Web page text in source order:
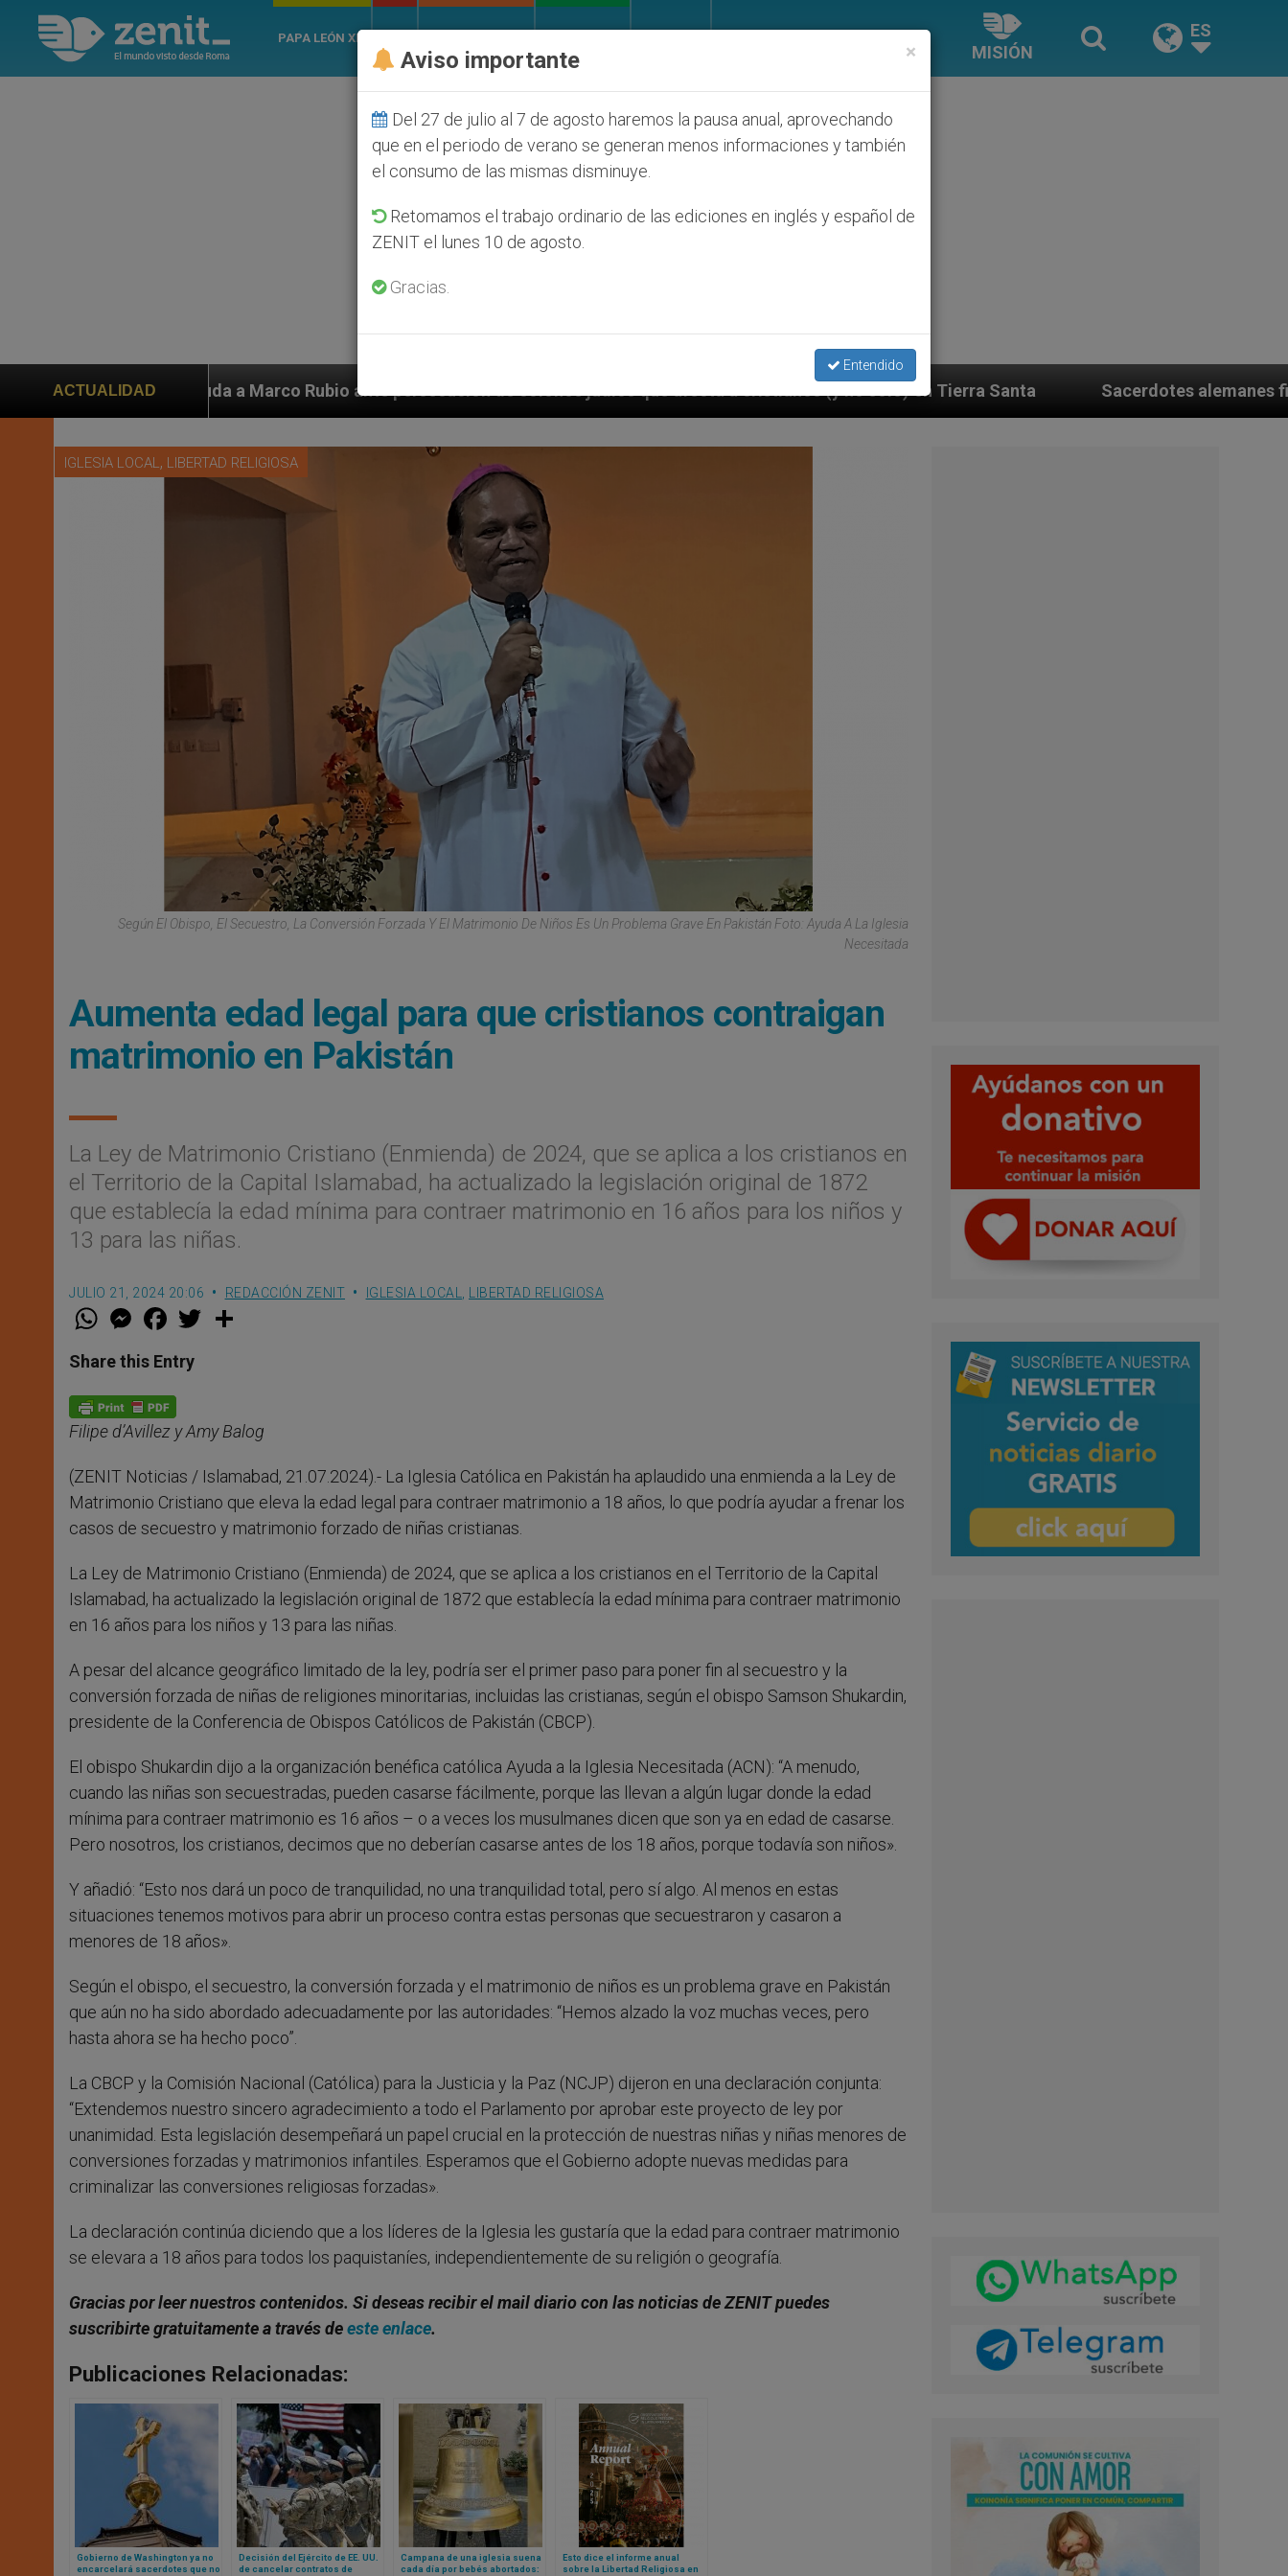
PAPA LEÓN XIV
MISIÓN
ES
ACTUALIDAD
a Marco Rubio ante persecución de colonos judíos que afecta a cristianos (y no sólo) en Tierra Santa Sacerdotes alemanes fieles al Papa
IGLESIA LOCAL, LIBERTAD RELIGIOSA
Según El Obispo, El Secuestro, La Conversión Forzada Y El Matrimonio De Niños Es Un Problema Grave En Pakistán Foto: Ayuda A La Iglesia
Necesitada
Aumenta edad legal para que cristianos contraigan
matrimonio en Pakistán
La Ley de Matrimonio Cristiano (Enmienda) de 2024, que se aplica a los cristianos en
el Territorio de la Capital Islamabad, ha actualizado la legislación original de 1872
que establecía la edad mínima para contraer matrimonio en 16 años para los niños y
13 para las niñas.
JULIO 21, 2024 20:06 REDACCIÓN ZENIT IGLESIA LOCAL LIBERTAD RELIGIOSA
W
t
s
p
p
M
e
s
e
g
e
r
F
a
e
b
o
k
w
Share this Entry
Filipe d’Avillez y Amy Balog
(ZENIT Noticias / Islamabad, 21.07.2024).- La Iglesia Católica en Pakistán ha aplaudido una enmienda a la Ley de
Matrimonio Cristiano que eleva la edad legal para contraer matrimonio a 18 años, lo que podría ayudar a frenar los
casos de secuestro y matrimonio forzado de niñas cristianas.
La Ley de Matrimonio Cristiano (Enmienda) de 2024, que se aplica a los cristianos en el Territorio de la Capital
Islamabad, ha actualizado la legislación original de 1872 que establecía la edad mínima para contraer matrimonio
en 16 años para los niños y 13 para las niñas.
A pesar del alcance geográfico limitado de la ley, podría ser el primer paso para poner fin al secuestro y la
conversión forzada de niñas de religiones minoritarias, incluidas las cristianas, según el obispo Samson Shukardin,
presidente de la Conferencia de Obispos Católicos de Pakistán (CBCP).
El obispo Shukardin dijo a la organización benéfica católica Ayuda a la Iglesia Necesitada (ACN): “A menudo,
cuando las niñas son secuestradas, pueden casarse fácilmente, porque las llevan a algún lugar donde la edad
mínima para contraer matrimonio es 16 años – o a veces los musulmanes dicen que son ya en edad de casarse.
Pero nosotros, los cristianos, decimos que no deberían casarse antes de los 18 años, porque todavía son niños».
Y añadió: “Esto nos dará un poco de tranquilidad, no una tranquilidad total, pero sí algo. Al menos en estas
situaciones tenemos motivos para abrir un proceso contra estas personas que secuestraron y casaron a
menores de 18 años».
Según el obispo, el secuestro, la conversión forzada y el matrimonio de niños es un problema grave en Pakistán
que aún no ha sido abordado adecuadamente por las autoridades: “Hemos alzado la voz muchas veces, pero
hasta ahora se ha hecho poco”.
La CBCP y la Comisión Nacional (Católica) para la Justicia y la Paz (NCJP) dijeron en una declaración conjunta:
“Extendemos nuestro sincero agradecimiento a todo el Parlamento por aprobar este proyecto de ley por
unanimidad. Esta legislación desempeñará un papel crucial en la protección de nuestras niñas y niñas menores de
conversiones forzadas y matrimonios infantiles. Esperamos que el Gobierno adopte nuevas medidas para
criminalizar las conversiones religiosas forzadas».
La declaración continúa diciendo que a los líderes de la Iglesia les gustaría que la edad para contraer matrimonio
se elevara a 18 años para todos los paquistaníes, independientemente de su religión o geografía.
Gracias por leer nuestros contenidos. Si deseas recibir el mail diario con las noticias de ZENIT puedes
suscribirte gratuitamente a través deeste enlace.
Publicaciones Relacionadas:
Gobierno de Washington ya no
encarcelará sacerdotes que no
Decisión del Ejército de EE. UU.
de cancelar contratos de
Campana de una iglesia suena
cada día por bebés abortados:
Esto dice el informe anual
sobre la Libertad Religiosa en
×
Aviso importante
Del 27 de julio al 7 de agosto haremos la pausa anual, aprovechando
que en el periodo de verano se generan menos informaciones y también
el consumo de las mismas disminuye.
Retomamos el trabajo ordinario de las ediciones en inglés y español de
ZENIT el lunes 10 de agosto.
Gracias.
Entendido